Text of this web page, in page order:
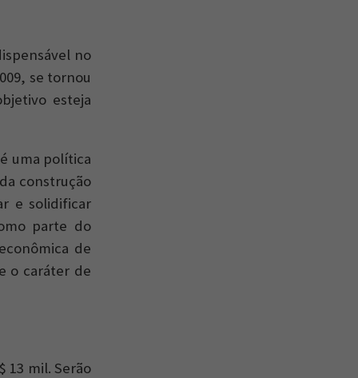
no
se tornou
esteja
uma política
construção
e solidificar
parte do
de
o caráter de
13 mil. Serão